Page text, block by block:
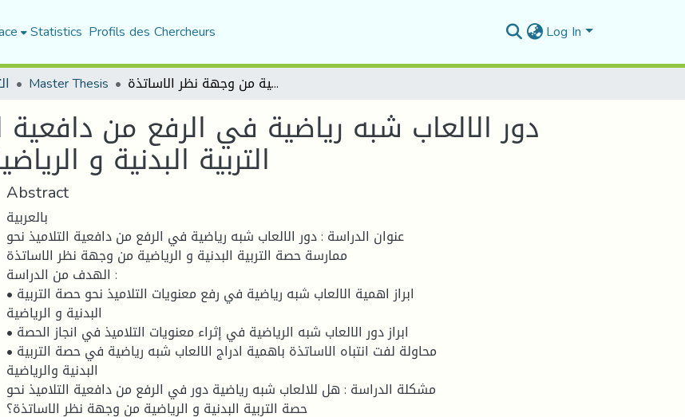
Statistics Profils des Chercheurs Log In
Master Thesis دور الالعاب شبه رياضية في الرفع من دافعية التلاميذ نحو ممارسة حصة التربية البدنية و الرياضية من وجهة نظر الاساتذة
دور الالعاب شبه رياضية في الرفع من
التربية البدنية و
Abstract
بالعربية
عنوان الدراسة : دور الالعاب شبه رياضية في الرفع من دافعية التلاميذ نحو
ممارسة حصة التربية البدنية و الرياضية من وجهة نظر الاساتذة
الهدف من الدراسة :
• ابراز اهمية الالعاب شبه رياضية في رفع معنويات التلاميذ نحو حصة التربية
البدنية و الرياضية
• ابراز دور الالعاب شبه الرياضية في إثراء معنويات التلاميذ في انجاز الحصة
• محاولة لفت انتباه الاساتذة باهمية ادراج الالعاب شبه رياضية في حصة التربية
البدنية والرياضية
مشكلة الدراسة : هل للالعاب شبه رياضية دور في الرفع من دافعية التلاميذ نحو
حصة التربية البدنية و الرياضية من وجهة نظر الاساتذة؟